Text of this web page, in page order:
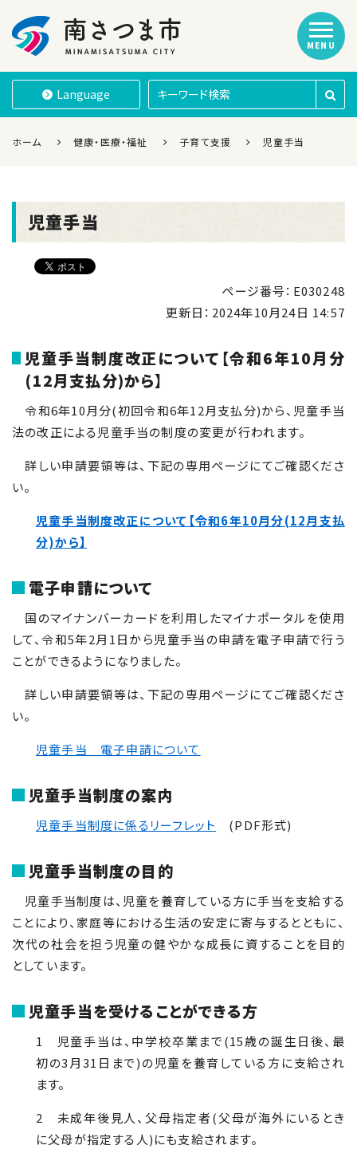
南さつま市
Language
MENU
ホーム 健康・医療・福祉 子育て支援 児童手当
児童手当
ページ番号：E030248
更新日： 2024年10月24日 14:57
児童手当制度改正について【令和6年10月分
(12月支払分)から】
令和6年10月分(初回令和6年12月支払分)から、児童手当
法の改正による児童手当の制度の変更が行われます。
詳しい申請要領等は、下記の専用ページにてご確認くださ
い。
児童手当制度改正について【令和6年10月分(12月支払
分)から】
電子申請について
国のマイナンバーカードを利用したマイナポータルを使用
して、令和5年2月1日から児童手当の申請を電子申請で行う
ことができるようになりました。
詳しい申請要領等は、下記の専用ページにてご確認くださ
い。
児童手当 電子申請について
児童手当制度の案内
児童手当制度に係るリーフレット (PDF形式)
児童手当制度の目的
児童手当制度は、児童を養育している方に手当を支給する
ことにより、家庭等における生活の安定に寄与するとともに、
次代の社会を担う児童の健やかな成長に資することを目的
としています。
児童手当を受けることができる方
1 児童手当は、中学校卒業まで(15歳の誕生日後、最
初の3月31日まで)の児童を養育している方に支給され
ます。
2 未成年後見人、父母指定者(父母が海外にいるとき
に父母が指定する人)にも支給されます。